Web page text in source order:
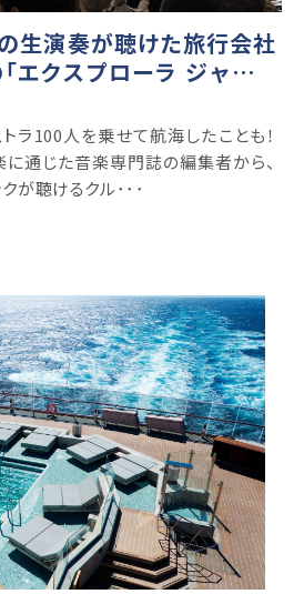
の生演奏が聴けた旅行会社
エクスプローラ ジャーニ
長が明かす、実現の舞台
ラ100人を乗せて航海したことも！
に通じた音楽専門誌の編集者から、
が聴けるクル･･･